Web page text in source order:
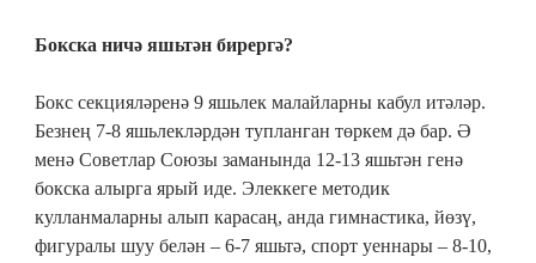
Бокска ничә яшьтән бирергә?
Бокс секцияләренә 9 яшьлек малайларны кабул итәләр.
Безнең 7-8 яшьлекләрдән тупланган төркем дә бар. Ә
менә Советлар Союзы заманында 12-13 яшьтән генә
бокска алырга ярый иде. Элеккеге методик
кулланмаларны алып карасаң, анда гимнастика, йөзү,
фигуралы шуу белән – 6-7 яшьтә, спорт уеннары – 8-10,